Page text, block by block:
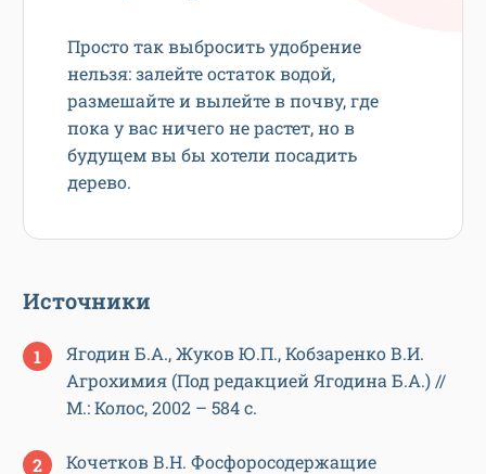
Просто так выбросить удобрение
нельзя: залейте остаток водой,
размешайте и вылейте в почву, где
пока у вас ничего не растет, но в
будущем вы бы хотели посадить
дерево.
Источники
Ягодин Б.А., Жуков Ю.П., Кобзаренко В.И.
Агрохимия (Под редакцией Ягодина Б.А.) //
М.: Колос, 2002 – 584 с.
Кочетков В.Н. Фосфоросодержащие